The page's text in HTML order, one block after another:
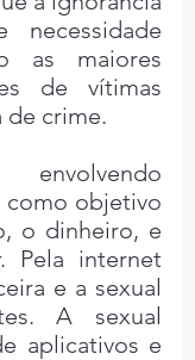
as maiores
de vítimas
de crime.
objetivo
o dinheiro, e
Pela internet
e a sexual
A sexual
aplicativos e